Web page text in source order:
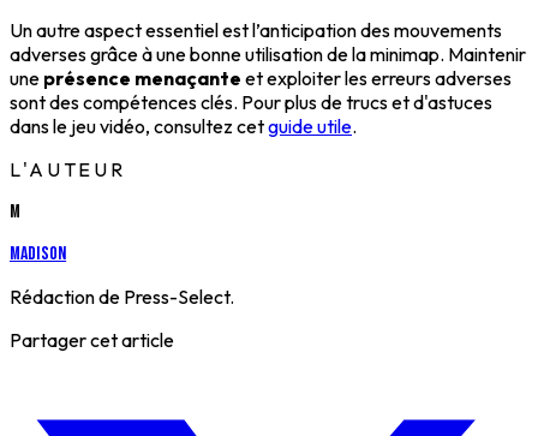
Un autre aspect essentielest l’anticipation des mouvements
adverses grâce à une bonne utilisation de la minimap. Maintenir
une présence menaçante et exploiter les erreurs adverses
sont des compétences clés. Pour plus de trucs et d'astuces
dans le jeu vidéo, consultez cetguide utile.
L'AUTEUR
M
Madison
Rédaction de Press-Select.
Partager cet article